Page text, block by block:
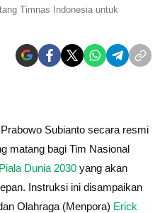
Timnas Indonesia untuk
Subianto secara resmi
matang bagi Tim Nasional
Dunia 2030 yang akan
Instruksi ini disampaikan
Olahraga (Menpora) Erick